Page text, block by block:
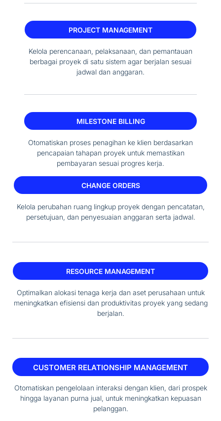
PROJECT MANAGEMENT
Kelola perencanaan, pelaksanaan, dan pemantauan
berbagai proyek di satu sistem agar berjalan sesuai
jadwal dan anggaran.
MILESTONE BILLING
Otomatiskan proses penagihan ke klien berdasarkan
pencapaian tahapan proyek untuk memastikan
pembayaran sesuai progres kerja.
CHANGE ORDERS
Kelola perubahan ruang lingkup proyek dengan pencatatan,
persetujuan, dan penyesuaian anggaran serta jadwal.
RESOURCE MANAGEMENT
Optimalkan alokasi tenaga kerja dan aset perusahaan untuk
meningkatkan efisiensi dan produktivitas proyek yang sedang
berjalan.
CUSTOMER RELATIONSHIP MANAGEMENT
Otomatiskan pengelolaan interaksi dengan klien, dari prospek
hingga layanan purna jual, untuk meningkatkan kepuasan
pelanggan.